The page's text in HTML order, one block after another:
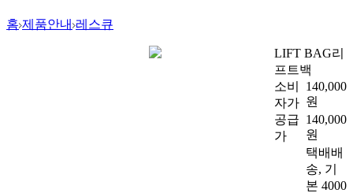
홈 제품안내 레스큐
LIFT BAG리
프트백
소비
자가
140,000
원
공급
가
140,000
원
택배배
송, 기
본 4000